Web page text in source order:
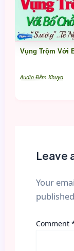
Vụng Trộm Với
Audio Đêm Khuya
Leave
Your
Comment